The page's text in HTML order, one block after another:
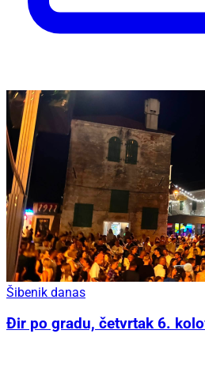
Šibenik danas
Đir po gradu, četvrtak 6.